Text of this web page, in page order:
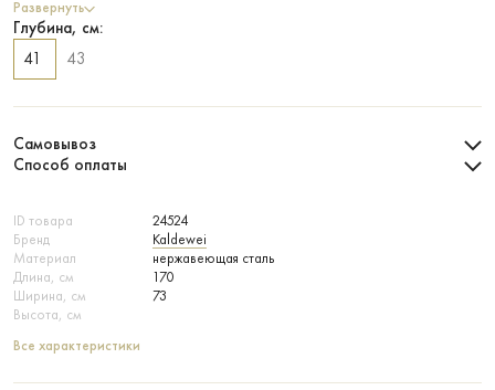
ID товара
24524
Бренд
Kaldewei
Материал
нержавеющая сталь
Длина, см
170
Ширина, см
73
Высота, см
Все характеристики
Развернуть
Глубина, см:
41
43
Самовывоз
Способ оплаты